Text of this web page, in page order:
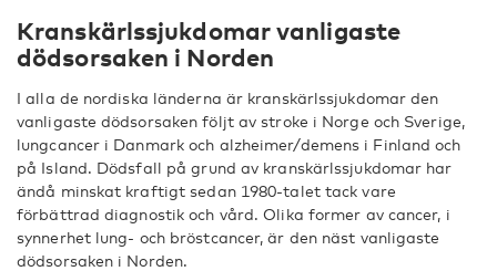
Kranskärlssjukdomar vanligaste
dödsorsaken i Norden
I alla de nordiska länderna är kranskärlssjukdomar den
vanligaste dödsorsaken följt av stroke i Norge och Sverige,
lungcancer i Danmark och alzheimer/demens i Finland och
på Island. Dödsfall på grund av kranskärlssjukdomar har
ändå minskat kraftigt sedan 1980-talet tack vare
förbättrad diagnostik och vård. Olika former av cancer, i
synnerhet lung- och bröstcancer, är den näst vanligaste
dödsorsaken i Norden.